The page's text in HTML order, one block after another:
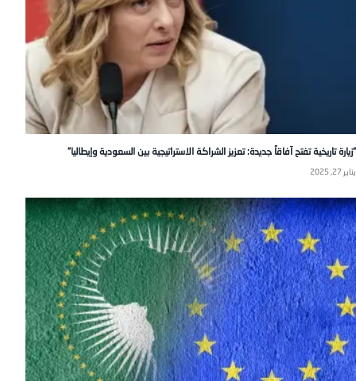
“زيارة تاريخية تفتح آفاقاً جديدة: تعزيز الشراكة الاستراتيجية بين السعودية وإيطاليا”
يناير 27, 2025